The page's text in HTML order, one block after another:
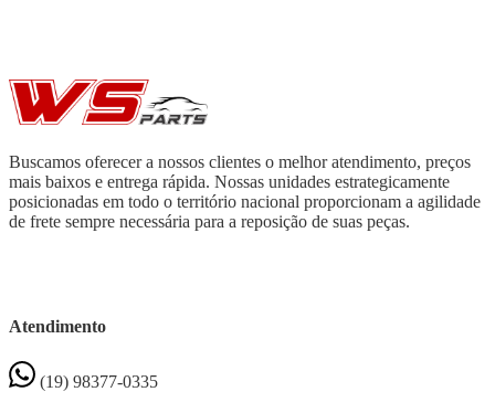
Buscamos oferecer a nossos clientes o melhor atendimento, preços
mais baixos e entrega rápida. Nossas unidades estrategicamente
posicionadas em todo o território nacional proporcionam a agilidade
de frete sempre necessária para a reposição de suas peças.
Atendimento
(19) 98377-0335